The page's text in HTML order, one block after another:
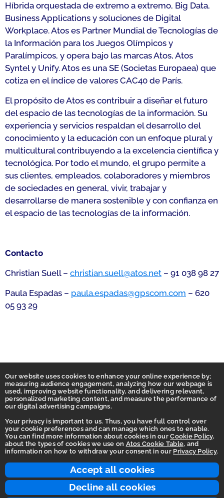
Accept all cookies
Decline all cookies
Our website uses cookies to enhance your online experience by;
measuring audience engagement, analyzing how our webpage is
used, improving website functionality, and delivering relevant,
personalized marketing content, and measure the performance of
our digital advertising campaigns.
Your privacy is important to us. Thus, you have full control over
your cookie preferences and can manage which ones to enable.
You can find more information about cookies in ourCookie Policy,
about the types of cookies we use on Atos Cookie Table, and
information on how to withdraw your consent in our Privacy Policy.
Híbrida orquestada de extremo a extremo, Big Data,
Business Applications y soluciones de Digital
Workplace. Atos es Partner Mundial de Tecnologías de
la Información para los Juegos Olímpicos y
Paralímpicos, y opera bajo las marcas Atos, Atos
Syntel y Unify. Atos es una SE (Societas Europaea) que
cotiza en el índice de valores CAC40 de París.
El propósito de Atos es contribuir a diseñar el futuro
del espacio de las tecnologías de la información. Su
experiencia y servicios respaldan el desarrollo del
conocimiento y la educación con un enfoque plural y
multicultural contribuyendo a la excelencia científica y
tecnológica. Por todo el mundo, el grupo permite a
sus clientes, empleados, colaboradores y miembros
de sociedades en general, vivir, trabajar y
desarrollarse de manera sostenible y con confianza en
el espacio de las tecnologías de la información.
Contacto
Christian Suell – christian.suell@atos.net – 91 038 98 27
Paula Espadas – paula.espadas@gpscom.com – 620
05 93 29
Homepage
Accessibility Statement
Terms of use
Integrity Line
Privacy